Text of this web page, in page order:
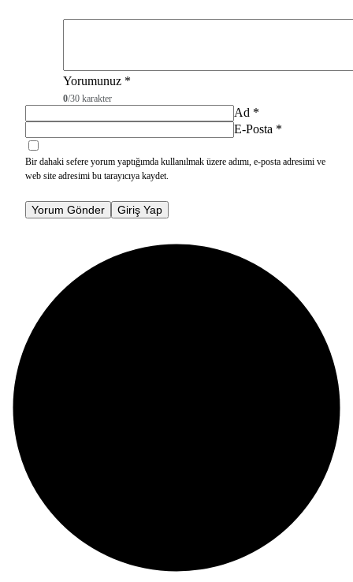
Yorumunuz *
0/30 karakter
Ad *
E-Posta *
Bir dahaki sefere yorum yaptığımda kullanılmak üzere adımı, e-posta adresimi ve
web site adresimi bu tarayıcıya kaydet.
Yorum Gönder Giriş Yap